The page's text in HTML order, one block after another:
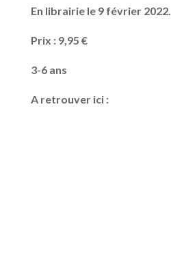
En librairie le 9 février 2022.
Prix : 9,95 €
3-6 ans
A retrouver ici :